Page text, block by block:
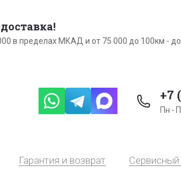
в пределах МКАД и от 75 000 до 100км -
+7
Пн -
Гарантия и возврат Сервисный